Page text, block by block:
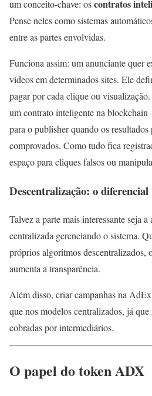
um conceito-chave: oscontratos
Pense neles como sistemas
entre as partes envolvidas.
Funciona assim: um anunciante quer
vídeos em determinados sites. Ele
pagar por cada clique ou
um contrato inteligente na
para o publisher quando os
comprovados. Como tudo fica
espaço para cliques falsos ou
Descentralização: o diferencial
Talvez a parte mais interessante seja
centralizada gerenciando o sistema.
próprios algoritmos descentralizados,
aumenta a transparência.
Além disso, criar campanhas na
que nos modelos centralizados, já
cobradas por intermediários.
O papel do token ADX